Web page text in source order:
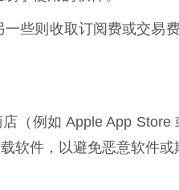
些则收取订阅费或交易
（例如 Apple App Store
软件，以避免恶意软件或